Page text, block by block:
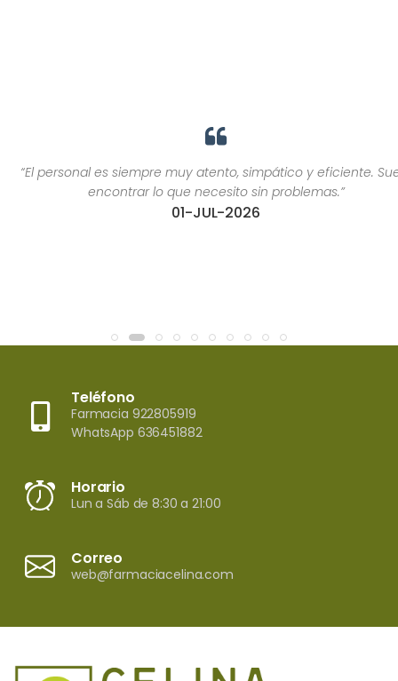
“El personal es siempre muy atento, simpático y eficiente. Suelo
encontrar lo que necesito sin problemas.”
01-JUL-2026
Teléfono
Farmacia 922805919
WhatsApp 636451882
Horario
Lun a Sáb de 8:30 a 21:00
Correo
web@farmaciacelina.com